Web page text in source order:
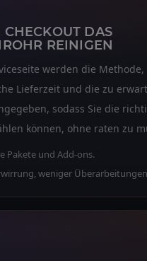
DAS
REINIGEN
werden die Methode,
Lieferzeit und die zu
sodass Sie die
können, ohne raten zu
Pakete und Add-ons.
weniger